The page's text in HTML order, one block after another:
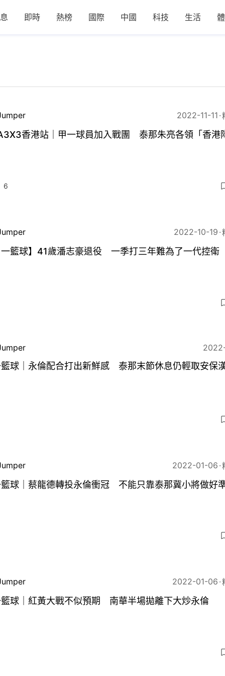
即時 熱榜 國際 中國 科技 生活
2022-11-11
香港站｜甲一球員加入戰團 泰那朱亮各領「香港
6
2022-10-19
籃球】41歲潘志豪退役 一季打三年難為了一代控衛
球｜永倫配合打出新鮮感 泰那末節休息仍輕取安保
2022-01-06
球｜蔡龍德轉投永倫衝冠 不能只靠泰那冀小將做好
2022-01-06
球｜紅黃大戰不似預期 南華半場拋離下大炒永倫